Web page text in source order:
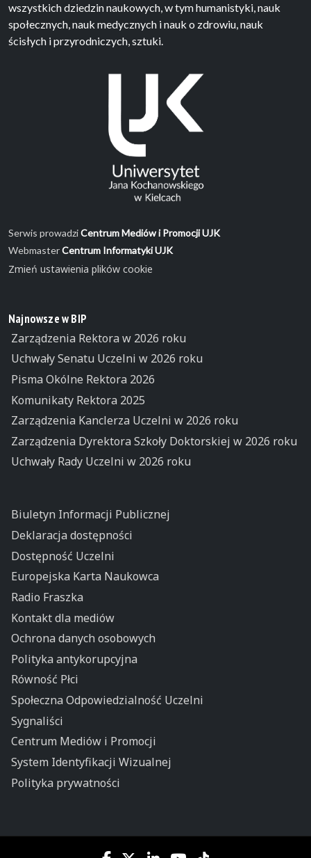
wszystkich dziedzin naukowych, w tym humanistyki, nauk
społecznych, nauk medycznych i nauk o zdrowiu, nauk
ścisłych i przyrodniczych, sztuki.
Serwis prowadziCentrum Mediów i Promocji UJK
WebmasterCentrum Informatyki UJK
Zmień ustawienia plików cookie
Najnowsze w BIP
Zarządzenia Rektora w 2026 roku
Uchwały Senatu Uczelni w 2026 roku
Pisma Okólne Rektora 2026
Komunikaty Rektora 2025
Zarządzenia Kanclerza Uczelni w 2026 roku
Zarządzenia Dyrektora Szkoły Doktorskiej w 2026 roku
Uchwały Rady Uczelni w 2026 roku
Biuletyn Informacji Publicznej
Deklaracja dostępności
Dostępność Uczelni
Europejska Karta Naukowca
Radio Fraszka
Kontakt dla mediów
Ochrona danych osobowych
Polityka antykorupcyjna
Równość Płci
Społeczna Odpowiedzialność Uczelni
Sygnaliści
Centrum Mediów i Promocji
System Identyfikacji Wizualnej
Polityka prywatności